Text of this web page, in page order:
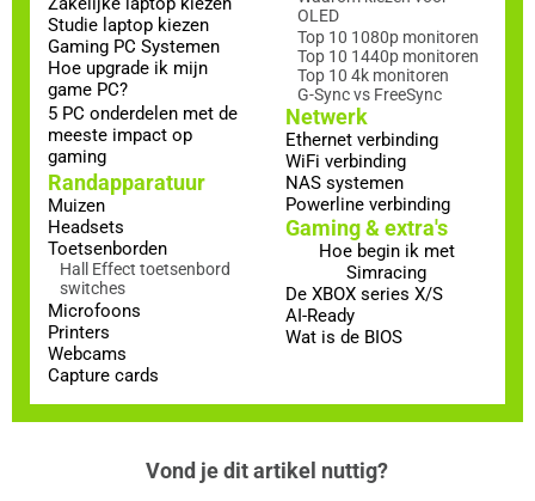
Studie laptop kiezen
Gaming PC Systemen
Hoe upgrade ik mijn
game PC?
5 PC onderdelen met de
meeste impact op
gaming
Randapparatuur
Muizen
Headsets
Toetsenborden
Hall Effect toetsenbord
switches
Microfoons
Printers
Webcams
Capture cards
OLED
Top 10 1080p monitoren
Top 10 1440p monitoren
Top 10 4k monitoren
G-Sync vs FreeSync
Netwerk
Ethernet verbinding
WiFi verbinding
NAS systemen
Powerline verbinding
Gaming & extra's
Hoe begin ik met
Simracing
De XBOX series X/S
AI-Ready
Wat is de BIOS
Vond je dit artikel nuttig?